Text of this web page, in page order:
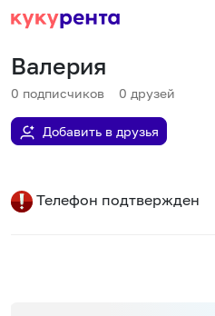
Валерия
0 подписчиков 0 друзей
Добавить в друзья
Телефон подтвержден